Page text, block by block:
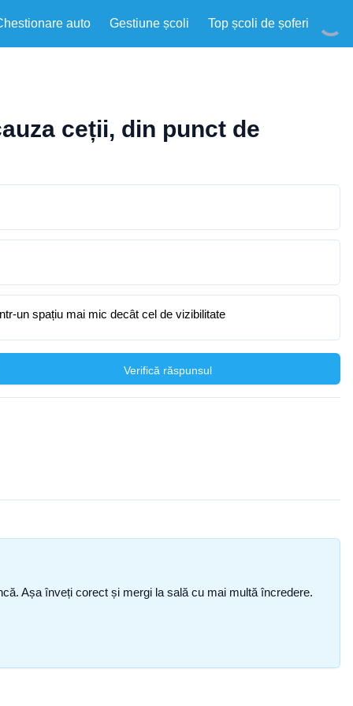
auto Gestiune școli Top școli de șoferi
ceții, din punct de
un spațiu mai mic decât cel de vizibilitate
Verifică răspunsul
Așa înveți corect și mergi la sală cu mai multă încredere.